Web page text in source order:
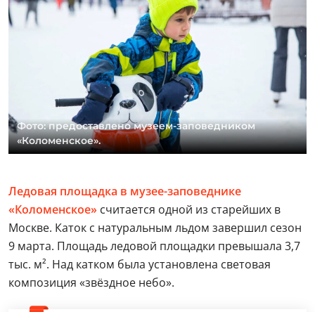
Фото: предоставлено музеем-заповедником
«Коломенское».
Ледовая площадка в музее-заповеднике
«Коломенское» считается одной из старейших в
Москве. Каток с натуральным льдом завершил сезон
9 марта. Площадь ледовой площадки превышала 3,7
тыс. м². Над катком была установлена световая
композиция «звёздное небо».